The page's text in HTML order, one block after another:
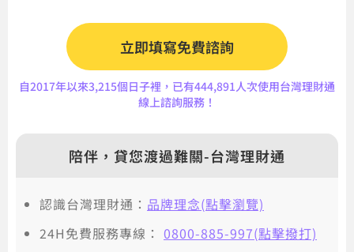
立即填寫免費諮詢
自2017年以來3,215個日子裡，已有444,891人次使用台灣理財通
線上諮詢服務！
陪伴，貸您渡過難關-台灣理財通
認識台灣理財通： 品牌理念(點擊瀏覽)
24H免費服務專線： 0800-885-997(點擊撥打)